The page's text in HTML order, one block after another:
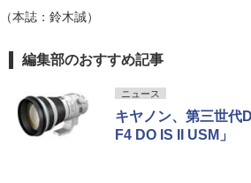
（本誌：鈴木誠）
編集部のおすすめ記事
ニュース
キヤノン、第三世代
F4 DO IS II USM」